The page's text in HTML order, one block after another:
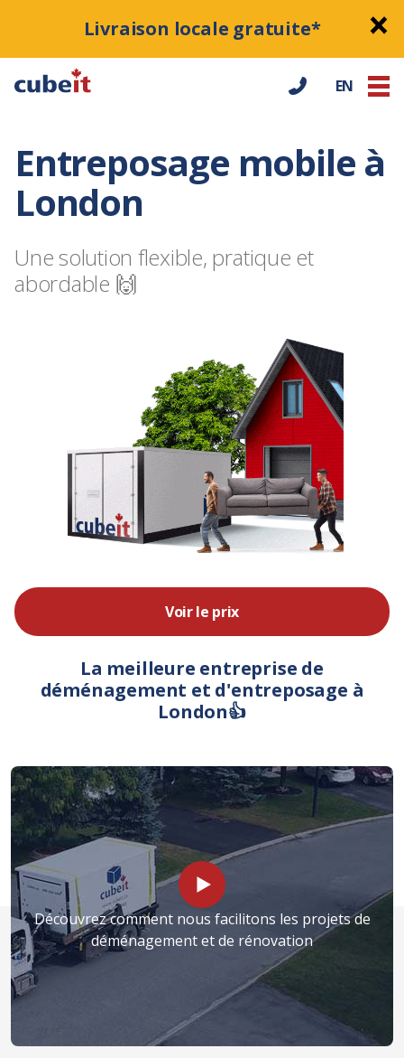
Livraison locale gratuite*
EN
Entreposage mobile à
London
Une solution flexible, pratique et
abordable 🙌
Voir le prix
La meilleure entreprise de
déménagement et d'entreposage à
London👍
Découvrez comment nous facilitons les projets de
déménagement et de rénovation